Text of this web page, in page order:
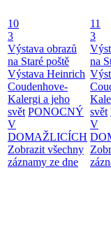
10
3
Výstava obrazů
na Staré poště
Výstava Heinrich
Coudenhove-
Kalergi a jeho
svět PONOCNÝ
V
DOMAŽLICÍCH
Zobrazit všechny
záznamy ze dne
11
3
na
svět
V